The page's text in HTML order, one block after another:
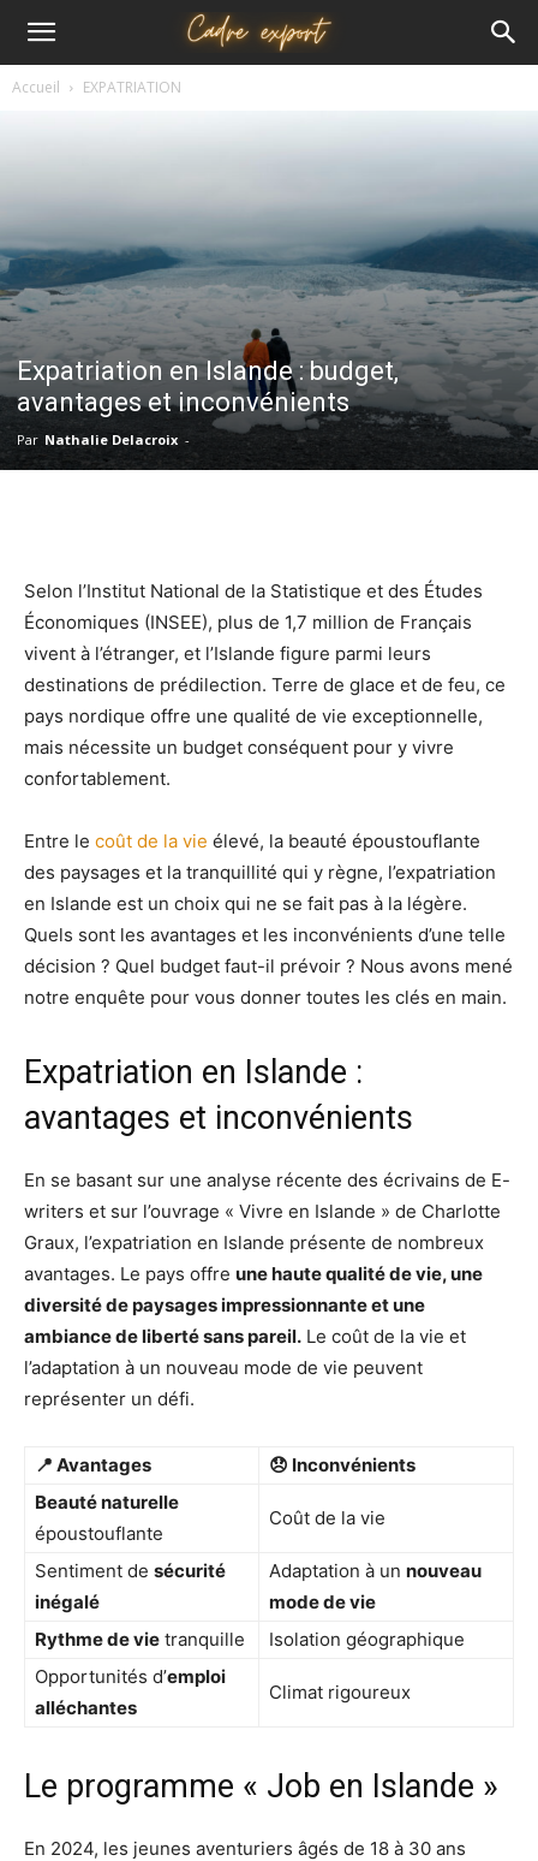
Cadre
Accueil EXPATRIATION
Expatriation en Islande : budget,
avantages et inconvénients
Par Nathalie Delacroix -
Selon l’Institut National de la Statistique et des Études
Économiques (INSEE), plus de 1,7 million de Français
vivent à l’étranger, et l’Islande figure parmi leurs
destinations de prédilection. Terre de glace et de feu, ce
pays nordique offre une qualité de vie exceptionnelle,
mais nécessite un budget conséquent pour y vivre
confortablement.
Entre le coût de la vie élevé, la beauté époustouflante
des paysages et la tranquillité qui y règne, l’expatriation
en Islande est un choix qui ne se fait pas à la légère.
Quels sont les avantages et les inconvénients d’une telle
décision ? Quel budget faut-il prévoir ? Nous avons mené
notre enquête pour vous donner toutes les clés en main.
Expatriation en Islande :
avantages et inconvénients
En se basant sur une analyse récente des écrivains de E-
writers et sur l’ouvrage « Vivre en Islande » de Charlotte
Graux, l’expatriation en Islande présente de nombreux
avantages. Le pays offre une haute qualité de vie, une
diversité de paysages impressionnante et une
ambiance de liberté sans pareil. Le coût de la vie et
l’adaptation à un nouveau mode de vie peuvent
représenter un défi.
📍 Avantages
😞 Inconvénients
Beauté naturelle
époustouflante
Coût de la vie
Sentiment de sécurité
inégalé
Adaptation à un nouveau
mode de vie
Rythme de vie tranquille
Isolation géographique
Opportunités d’emploi
alléchantes
Climat rigoureux
Le programme « Job en Islande »
En 2024, les jeunes aventuriers âgés de 18 à 30 ans